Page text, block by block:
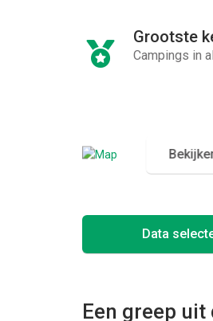
Grootste
Campings in
Data
Een greep